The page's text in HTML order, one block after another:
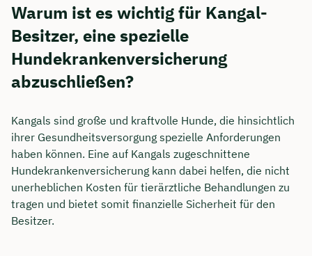
Warum ist es wichtig für Kangal-
Besitzer, eine spezielle
Hundekrankenversicherung
abzuschließen?
Kangals sind große und kraftvolle Hunde, die hinsichtlich
ihrer Gesundheitsversorgung spezielle Anforderungen
haben können. Eine auf Kangals zugeschnittene
Hundekrankenversicherung kann dabei helfen, die nicht
unerheblichen Kosten für tierärztliche Behandlungen zu
tragen und bietet somit finanzielle Sicherheit für den
Besitzer.